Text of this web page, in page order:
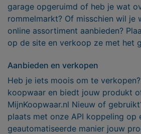
garage opgeruimd of heb je wat
rommelmarkt? Of misschien wil je
online assortiment aanbieden?
op de site en verkoop ze met het
Aanbieden en verkopen
Heb je iets moois om te
koopwaar en biedt jouw produkt
MijnKoopwaar.nl Nieuw of
plaats met onze API koppeling op
geautomatiseerde manier jouw